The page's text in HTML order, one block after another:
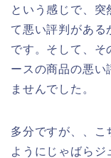
という感じで、突
て悪い評判がある
です。そして、そ
ースの商品の悪い
ませんでした。
多分ですが、、こ
ようにじゃばら